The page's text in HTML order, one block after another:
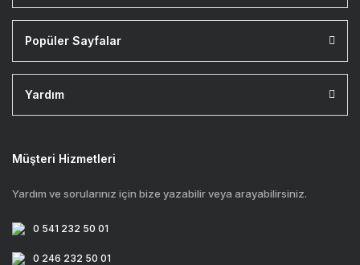
Popüler Sayfalar
Yardım
Müşteri Hizmetleri
Yardım ve sorularınız için bize yazabilir veya arayabilirsiniz.
0 541 232 50 01
0 246 232 50 01